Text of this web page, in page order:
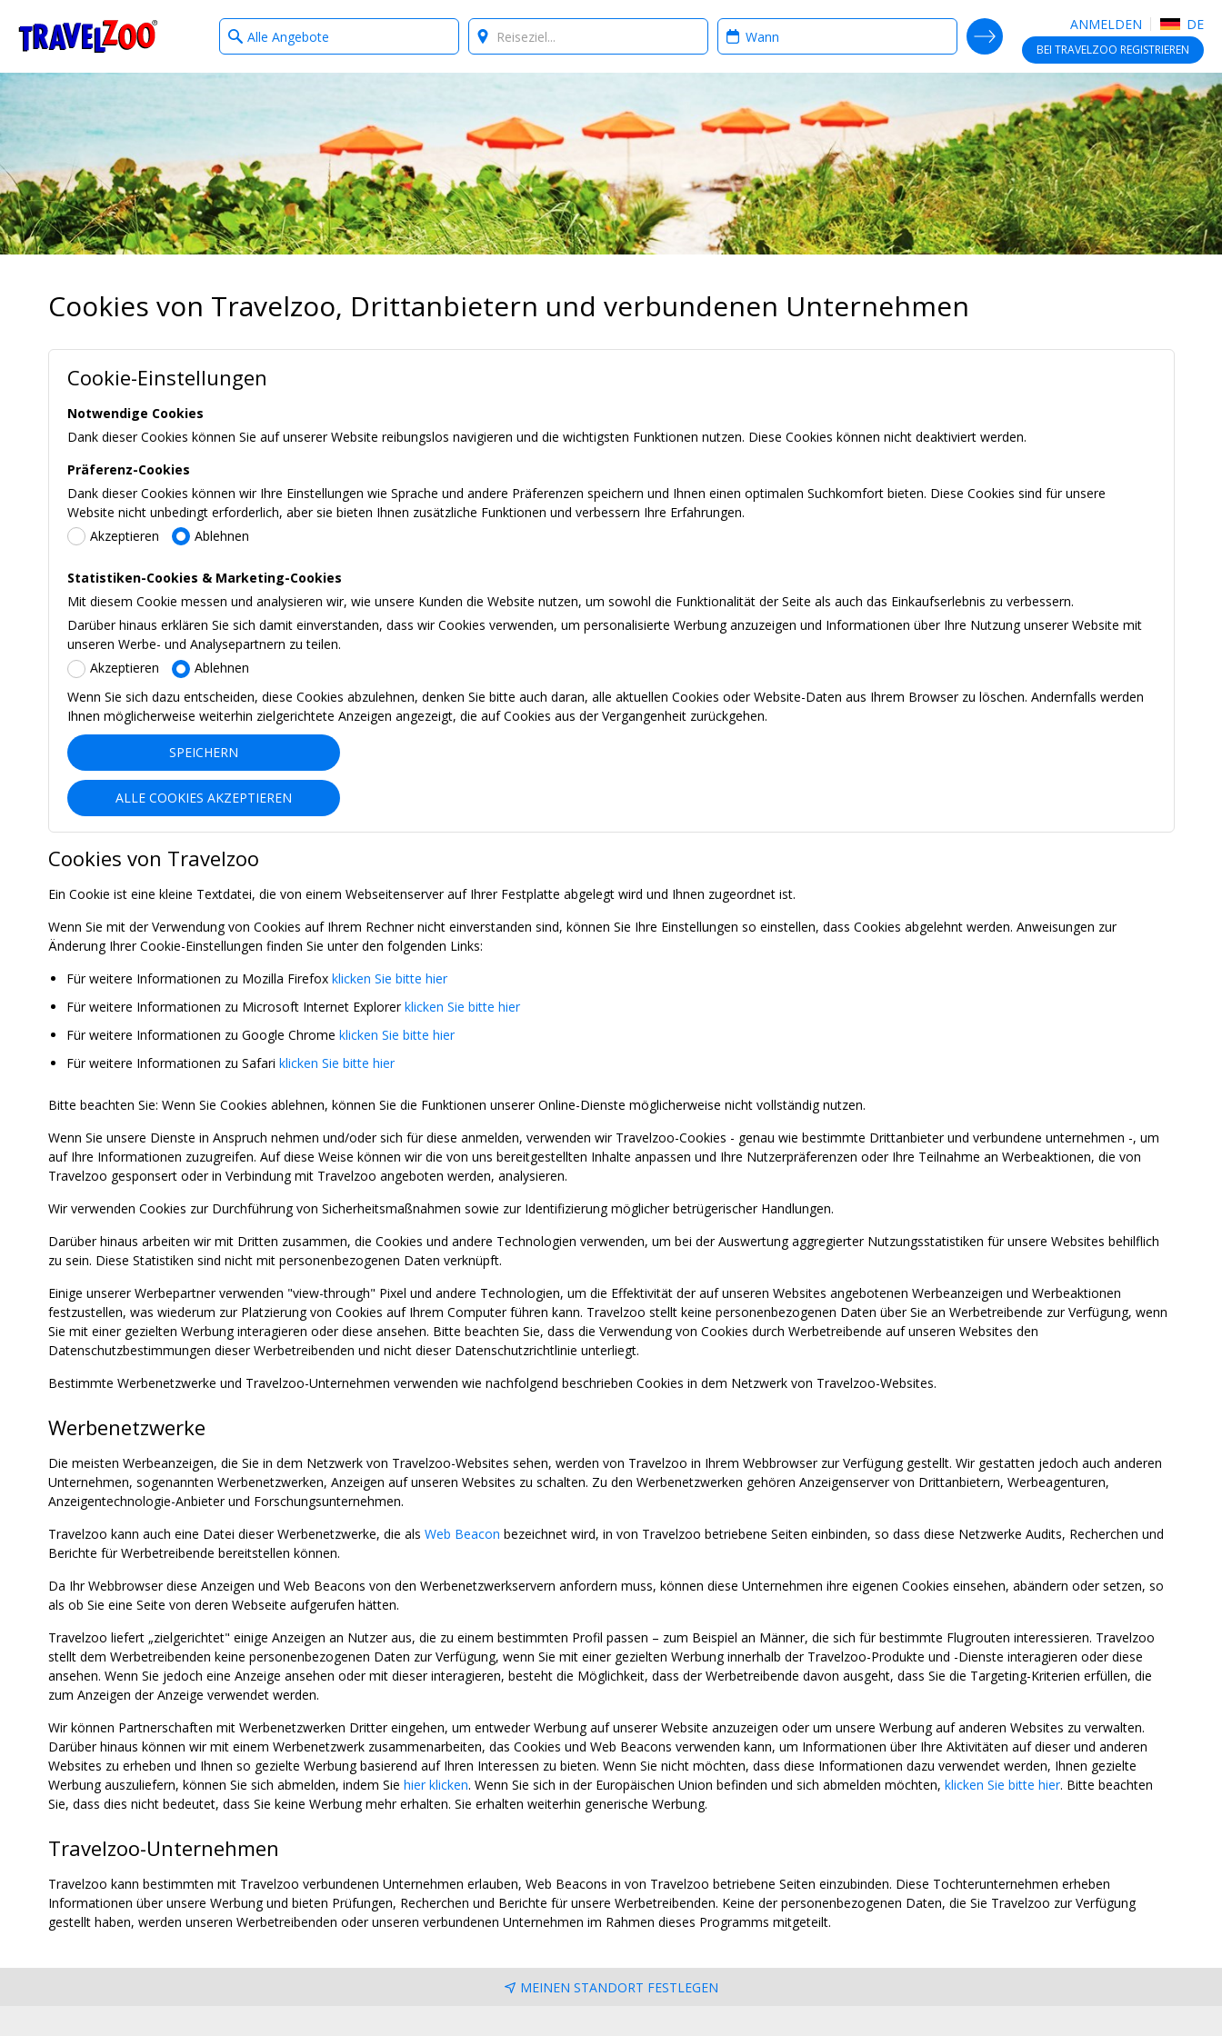
Travelzoo ANMELDEN DE
BEI TRAVELZOO REGISTRIEREN
What
type
Where? When?
SEARCH DEALS
Cookies von Travelzoo, Drittanbietern und verbundenen Unternehmen
Cookie-Einstellungen
Notwendige Cookies
Dank dieser Cookies können Sie auf unserer Website reibungslos navigieren und die wichtigsten Funktionen nutzen. Diese Cookies können nicht deaktiviert werden.
Präferenz-Cookies
Dank dieser Cookies können wir Ihre Einstellungen wie Sprache und andere Präferenzen speichern und Ihnen einen optimalen Suchkomfort bieten. Diese Cookies sind für unsere
Website nicht unbedingt erforderlich, aber sie bieten Ihnen zusätzliche Funktionen und verbessern Ihre Erfahrungen.
Akzeptieren
Ablehnen
Statistiken-Cookies & Marketing-Cookies
Mit diesem Cookie messen und analysieren wir, wie unsere Kunden die Website nutzen, um sowohl die Funktionalität der Seite als auch das Einkaufserlebnis zu verbessern.
Darüber hinaus erklären Sie sich damit einverstanden, dass wir Cookies verwenden, um personalisierte Werbung anzuzeigen und Informationen über Ihre Nutzung unserer Website mit
unseren Werbe- und Analysepartnern zu teilen.
Akzeptieren
Ablehnen
Wenn Sie sich dazu entscheiden, diese Cookies abzulehnen, denken Sie bitte auch daran, alle aktuellen Cookies oder Website-Daten aus Ihrem Browser zu löschen. Andernfalls werden
Ihnen möglicherweise weiterhin zielgerichtete Anzeigen angezeigt, die auf Cookies aus der Vergangenheit zurückgehen.
SPEICHERN
ALLE COOKIES AKZEPTIEREN
Cookies von Travelzoo
Ein Cookie ist eine kleine Textdatei, die von einem Webseitenserver auf Ihrer Festplatte abgelegt wird und Ihnen zugeordnet ist.
Wenn Sie mit der Verwendung von Cookies auf Ihrem Rechner nicht einverstanden sind, können Sie Ihre Einstellungen so einstellen, dass Cookies abgelehnt werden. Anweisungen zur
Änderung Ihrer Cookie-Einstellungen finden Sie unter den folgenden Links:
Für weitere Informationen zu Mozilla Firefox klicken Sie bitte hier
Für weitere Informationen zu Microsoft Internet Explorerklicken Sie bitte hier
Für weitere Informationen zu Google Chrome klicken Sie bitte hier
Für weitere Informationen zu Safari klicken Sie bitte hier
Bitte beachten Sie: Wenn Sie Cookies ablehnen, können Sie die Funktionen unserer Online-Dienste möglicherweise nicht vollständig nutzen.
Wenn Sie unsere Dienste in Anspruch nehmen und/oder sich für diese anmelden, verwenden wir Travelzoo-Cookies - genau wie bestimmte Drittanbieter und verbundene unternehmen -, um
auf Ihre Informationen zuzugreifen. Auf diese Weise können wir die von uns bereitgestellten Inhalte anpassen und Ihre Nutzerpräferenzen oder Ihre Teilnahme an Werbeaktionen, die von
Travelzoo gesponsert oder in Verbindung mit Travelzoo angeboten werden, analysieren.
Wir verwenden Cookies zur Durchführung von Sicherheitsmaßnahmen sowie zur Identifizierung möglicher betrügerischer Handlungen.
Darüber hinaus arbeiten wir mit Dritten zusammen, die Cookies und andere Technologien verwenden, um bei der Auswertung aggregierter Nutzungsstatistiken für unsere Websites behilflich
zu sein. Diese Statistiken sind nicht mit personenbezogenen Daten verknüpft.
Einige unserer Werbepartner verwenden "view-through" Pixel und andere Technologien, um die Effektivität der auf unseren Websites angebotenen Werbeanzeigen und Werbeaktionen
festzustellen, was wiederum zur Platzierung von Cookies auf Ihrem Computer führen kann. Travelzoo stellt keine personenbezogenen Daten über Sie an Werbetreibende zur Verfügung, wenn
Sie mit einer gezielten Werbung interagieren oder diese ansehen. Bitte beachten Sie, dass die Verwendung von Cookies durch Werbetreibende auf unseren Websites den
Datenschutzbestimmungen dieser Werbetreibenden und nicht dieser Datenschutzrichtlinie unterliegt.
Bestimmte Werbenetzwerke und Travelzoo-Unternehmen verwenden wie nachfolgend beschrieben Cookies in dem Netzwerk von Travelzoo-Websites.
Werbenetzwerke
Die meisten Werbeanzeigen, die Sie in dem Netzwerk von Travelzoo-Websites sehen, werden von Travelzoo in Ihrem Webbrowser zur Verfügung gestellt. Wir gestatten jedoch auch anderen
Unternehmen, sogenannten Werbenetzwerken, Anzeigen auf unseren Websites zu schalten. Zu den Werbenetzwerken gehören Anzeigenserver von Drittanbietern, Werbeagenturen,
Anzeigentechnologie-Anbieter und Forschungsunternehmen.
Travelzoo kann auch eine Datei dieser Werbenetzwerke, die als Web Beacon bezeichnet wird, in von Travelzoo betriebene Seiten einbinden, so dass diese Netzwerke Audits, Recherchen und
Berichte für Werbetreibende bereitstellen können.
Da Ihr Webbrowser diese Anzeigen und Web Beacons von den Werbenetzwerkservern anfordern muss, können diese Unternehmen ihre eigenen Cookies einsehen, abändern oder setzen, so
als ob Sie eine Seite von deren Webseite aufgerufen hätten.
Travelzoo liefert „zielgerichtet" einige Anzeigen an Nutzer aus, die zu einem bestimmten Profil passen – zum Beispiel an Männer, die sich für bestimmte Flugrouten interessieren. Travelzoo
stellt dem Werbetreibenden keine personenbezogenen Daten zur Verfügung, wenn Sie mit einer gezielten Werbung innerhalb der Travelzoo-Produkte und -Dienste interagieren oder diese
ansehen. Wenn Sie jedoch eine Anzeige ansehen oder mit dieser interagieren, besteht die Möglichkeit, dass der Werbetreibende davon ausgeht, dass Sie die Targeting-Kriterien erfüllen, die
zum Anzeigen der Anzeige verwendet werden.
Wir können Partnerschaften mit Werbenetzwerken Dritter eingehen, um entweder Werbung auf unserer Website anzuzeigen oder um unsere Werbung auf anderen Websites zu verwalten.
Darüber hinaus können wir mit einem Werbenetzwerk zusammenarbeiten, das Cookies und Web Beacons verwenden kann, um Informationen über Ihre Aktivitäten auf dieser und anderen
Websites zu erheben und Ihnen so gezielte Werbung basierend auf Ihren Interessen zu bieten. Wenn Sie nicht möchten, dass diese Informationen dazu verwendet werden, Ihnen gezielte
Werbung auszuliefern, können Sie sich abmelden, indem Sie hier klicken. Wenn Sie sich in der Europäischen Union befinden und sich abmelden möchten, klicken Sie bitte hier. Bitte beachten
Sie, dass dies nicht bedeutet, dass Sie keine Werbung mehr erhalten. Sie erhalten weiterhin generische Werbung.
Travelzoo-Unternehmen
Travelzoo kann bestimmten mit Travelzoo verbundenen Unternehmen erlauben, Web Beacons in von Travelzoo betriebene Seiten einzubinden. Diese Tochterunternehmen erheben
Informationen über unsere Werbung und bieten Prüfungen, Recherchen und Berichte für unsere Werbetreibenden. Keine der personenbezogenen Daten, die Sie Travelzoo zur Verfügung
gestellt haben, werden unseren Werbetreibenden oder unseren verbundenen Unternehmen im Rahmen dieses Programms mitgeteilt.
MEINEN STANDORT FESTLEGEN